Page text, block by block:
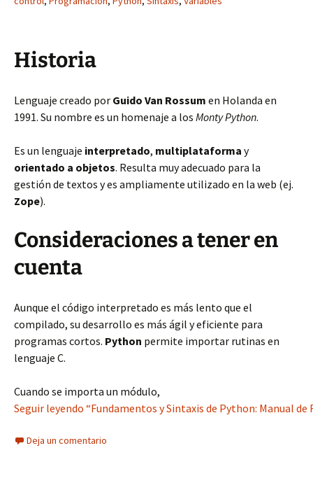
Historia
Lenguaje creado por Guido Van Rossum en Holanda en
1991. Su nombre es un homenaje a los Monty Python.
Es un lenguaje interpretado, multiplataforma y
orientado a objetos. Resulta muy adecuado para la
gestión de textos y es ampliamente utilizado en la web (ej.
Zope).
Consideraciones a tener en
cuenta
Aunque el código interpretado es más lento que el
compilado, su desarrollo es más ágil y eficiente para
programas cortos. Python permite importar rutinas en
lenguaje C.
Cuando se importa un módulo,
Seguir leyendo “Fundamentos y Sintaxis de Python: Manual de
Deja un comentario